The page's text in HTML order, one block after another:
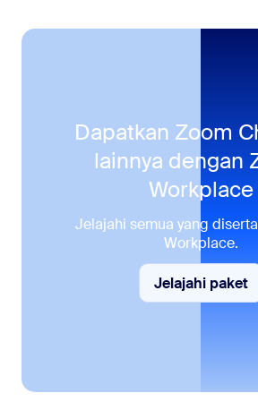
Dapatkan Zoom
lainnya dengan
Workplace
Jelajahi semua yang
Workplace.
Jelajahi paket
Pelajari